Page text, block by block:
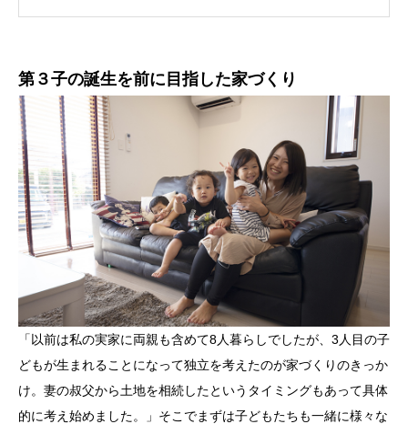
第３子の誕生を前に目指した家づくり
「以前は私の実家に両親も含めて8人暮らしでしたが、3人目の子
どもが生まれることになって独立を考えたのが家づくりのきっか
け。妻の叔父から土地を相続したというタイミングもあって具体
的に考え始めました。」そこでまずは子どもたちも一緒に様々な